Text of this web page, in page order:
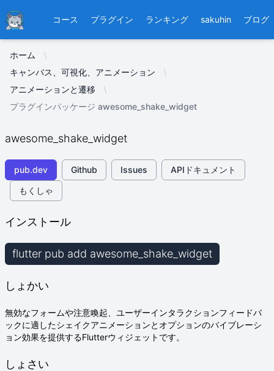
Ducafecat コース プラグイン ランキング sakuhin ブログ
ホーム
キャンバス、可視化、アニメーション
アニメーションと遷移
プラグインパッケージ awesome_shake_widget
awesome_shake_widget
pub.dev Github Issues
APIドキュメント
もくしゃ
インストール
flutter pub add awesome_shake_widget
しょかい
無効なフォームや注意喚起、ユーザーインタラクションフィードバ
ックに適したシェイクアニメーションとオプションのバイブレーシ
ョン効果を提供するFlutterウィジェットです。
しょさい